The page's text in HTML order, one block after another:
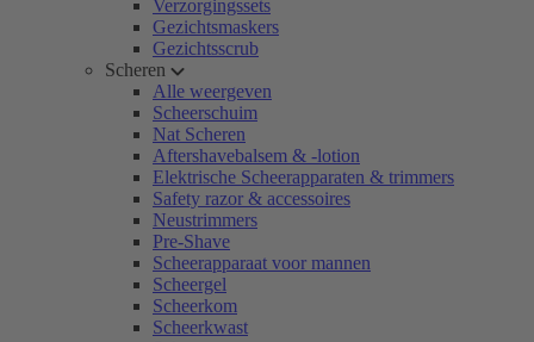
Verzorgingssets
Gezichtsmaskers
Gezichtsscrub
Scheren
Alle weergeven
Scheerschuim
Nat Scheren
Aftershavebalsem & -lotion
Elektrische Scheerapparaten & trimmers
Safety razor & accessoires
Neustrimmers
Pre-Shave
Scheerapparaat voor mannen
Scheergel
Scheerkom
Scheerkwast